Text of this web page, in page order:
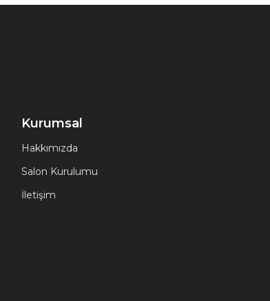
Kurumsal
Hakkımızda
Salon Kurulumu
İletişim